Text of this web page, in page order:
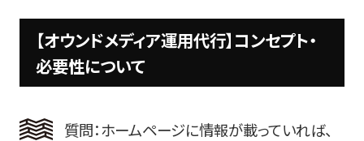
【オウンドメディア運用代行】コンセプト・
必要性について
質問：ホームページに情報が載っていれば、